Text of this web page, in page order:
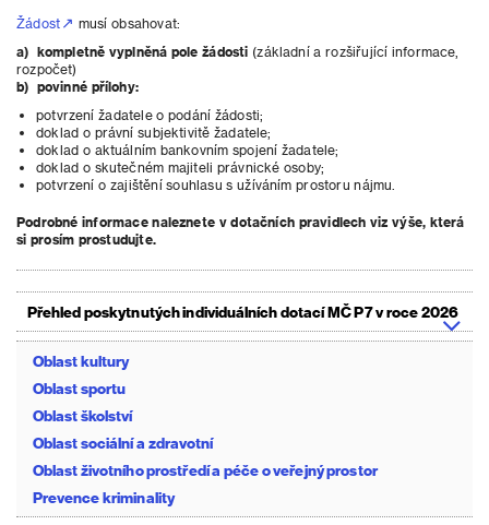
Žádost
musí obsahovat:
a) kompletně vyplněná pole žádosti (základní a rozšiřující informace,
rozpočet)
b) povinné přílohy:
potvrzení žadatele o podání žádosti;
doklad o právní subjektivitě žadatele;
doklad o aktuálním bankovním spojení žadatele;
doklad o skutečném majiteli právnické osoby;
potvrzení o zajištění souhlasu s užíváním prostoru nájmu.
Podrobné informace naleznete v dotačních pravidlech viz výše, která
si prosím prostudujte.
Přehled poskytnutých individuálních dotací MČ P7 v roce 2026
Oblast kultury
Oblast sportu
Oblast školství
Oblast sociální a zdravotní
Oblast životního prostředí a péče o veřejný prostor
Prevence kriminality